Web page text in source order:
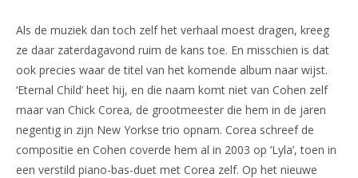
Als de muziek dan toch zelf het verhaal moest dragen, kreeg
ze daar zaterdagavond ruim de kans toe. En misschien is dat
ook precies waar de titel van het komende album naar wijst.
‘Eternal Child’ heet hij, en die naam komt niet van Cohen zelf
maar van Chick Corea, de grootmeester die hem in de jaren
negentig in zijn New Yorkse trio opnam. Corea schreef de
compositie en Cohen coverde hem al in 2003 op ‘Lyla’, toen in
een verstild piano-bas-duet met Corea zelf. Op het nieuwe